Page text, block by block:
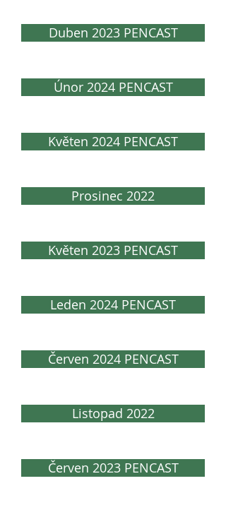
Duben 2023 PENCAST
Únor 2024 PENCAST
Květen 2024 PENCAST
Prosinec 2022
Květen 2023 PENCAST
Leden 2024 PENCAST
Červen 2024 PENCAST
Listopad 2022
Červen 2023 PENCAST